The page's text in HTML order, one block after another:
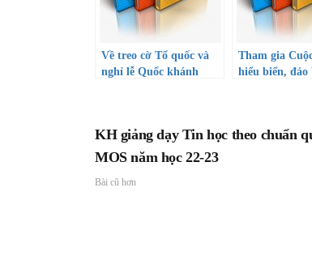
Về treo cờ Tổ quốc và
nghỉ lễ Quốc khánh
Tham gia
hiểu biển, đảo
KH giảng dạy Tin học theo chuẩn
MOS năm học 22-23
Bài cũ hơn